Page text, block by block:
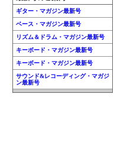
ギター・マガジン最新号
ベース・マガジン最新号
リズム＆ドラム・マガジン最新号
キーボード・マガジン最新号
キーボード・マガジン最新号
サウンド&レコーディング・マガジ
ン最新号